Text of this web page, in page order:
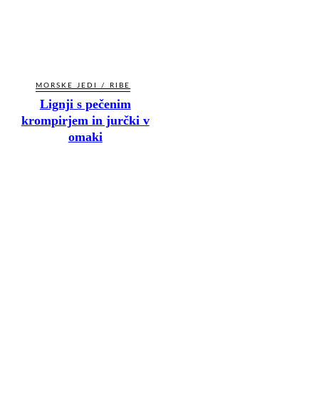
MORSKE JEDI / RIBE
Lignji s pečenim
krompirjem in jurčki v
omaki